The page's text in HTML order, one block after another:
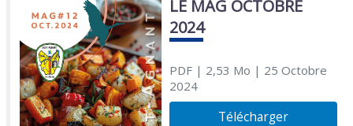
LE MAG OCTOBRE
2024
PDF| 2,53 Mo | 25 Octobre
2024
Télécharger